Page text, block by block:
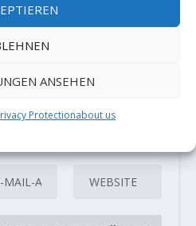
ANSEHEN
Protectionabout us